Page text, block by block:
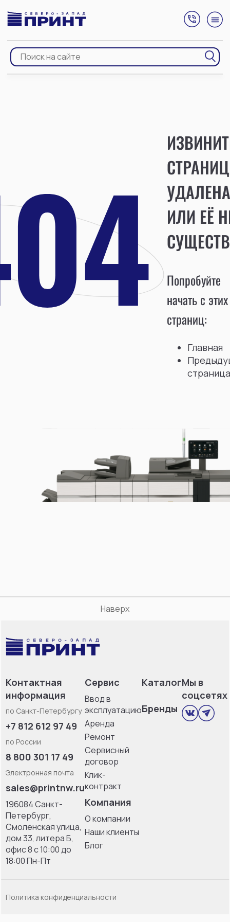
УДАЛЕНА
ИЛИ ЕЁ
Попробуйте
начать с этих
страниц:
Главная
страница
Наверх
Контактная
информация
по Санкт-Петербургу
+7 812 612 97 49
по России
8 800 301 17 49
Электронная почта
sales@printnw.ru
196084 Санкт-
Петербург,
Смоленская улица,
дом 33, литерa Б,
офис 8 с 10:00 до
18:00 Пн-Пт
Сервис
Ввод в
эксплуатацию
Аренда
Ремонт
Сервисный
договор
Клик-
контракт
Компания
О компании
Наши клиенты
Блог
Каталог
Бренды
Мы в
соцсетях
Политика конфиденциальности